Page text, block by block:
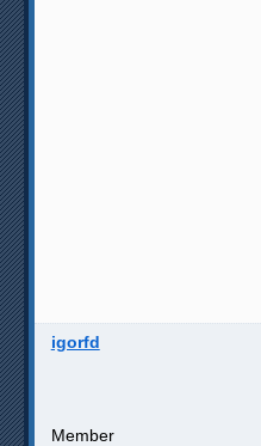
igorfd
Member